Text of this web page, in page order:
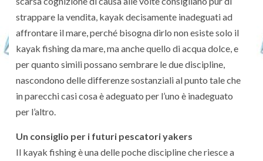
strappare la vendita, kayak decisamente inadeguati ad
affrontare il mare, perché bisogna dirlo non esiste solo il
kayak fishing da mare, ma anche quello di acqua dolce, e
per quanto simili possano sembrare le due discipline,
nascondono delle differenze sostanziali al punto tale che
in parecchi casi cosa è adeguato per l’uno è inadeguato
per l’altro.
Un consiglio per i futuri pescatori yakers
Il kayak fishing è una delle poche discipline che riesce a